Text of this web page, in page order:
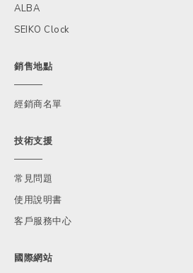
ALBA
SEIKO Clock
銷售地點
經銷商名單
技術支援
常見問題
使用說明書
客戶服務中心
國際網站